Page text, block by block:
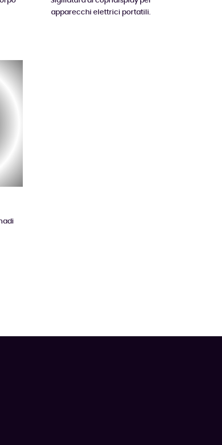
apparecchi elettrici portatili.